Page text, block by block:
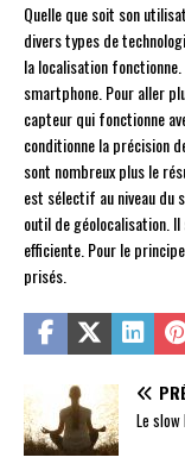
Quelle que soit son
divers types de
la localisation
smartphone. Pour aller
capteur qui fonctionne
conditionne la précision
sont nombreux plus le
est sélectif au niveau du
outil de géolocalisation.
efficiente. Pour le
prisés.
Le